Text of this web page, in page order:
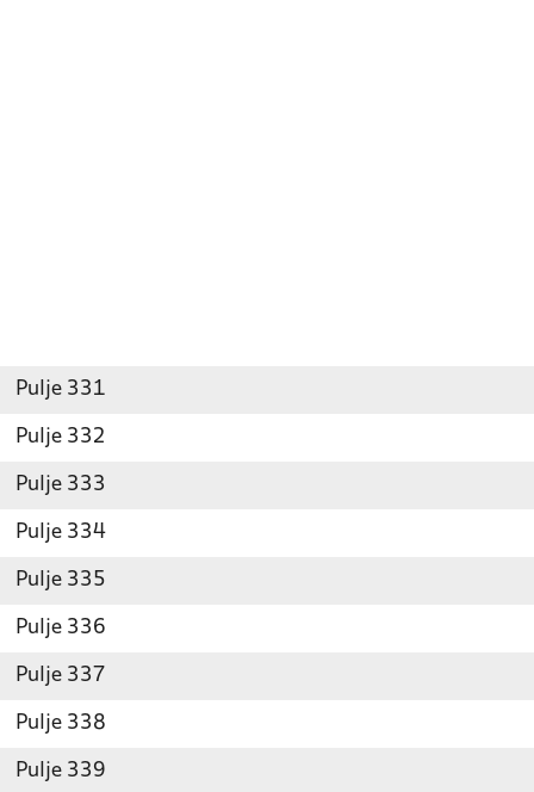
Pulje 331
Pulje 332
Pulje 333
Pulje 334
Pulje 335
Pulje 336
Pulje 337
Pulje 338
Pulje 339